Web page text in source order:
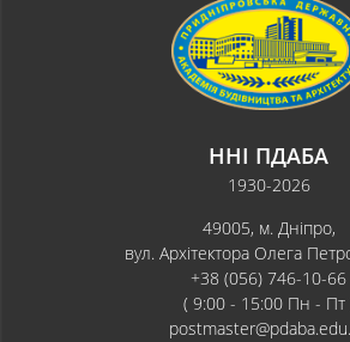
ННІ ПДАБА
1930-2026
49005, м. Дніпро,
вул. Архітектора Олега
+38 (056) 746-10-66
( 9:00 - 15:00 Пн - Пт